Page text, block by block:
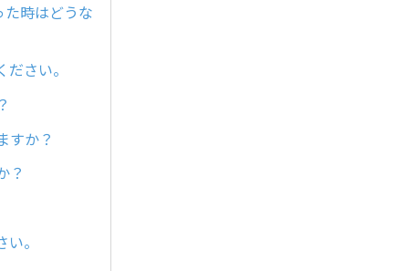
た時はどうな
さい。
すか？
？
。